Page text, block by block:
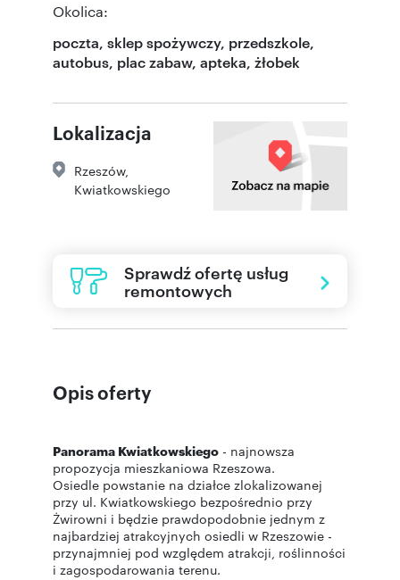
Okolica:
poczta, sklep spożywczy, przedszkole,
autobus, plac zabaw, apteka, żłobek
Lokalizacja
Rzeszów,
Kwiatkowskiego
Sprawdź ofertę usług
remontowych
Opis oferty
Panorama Kwiatkowskiego - najnowsza
propozycja mieszkaniowa Rzeszowa.
Osiedle powstanie na działce zlokalizowanej
przy ul. Kwiatkowskiego bezpośrednio przy
Żwirowni i będzie prawdopodobnie jednym z
najbardziej atrakcyjnych osiedli w Rzeszowie -
przynajmniej pod względem atrakcji, roślinności
i zagospodarowania terenu.